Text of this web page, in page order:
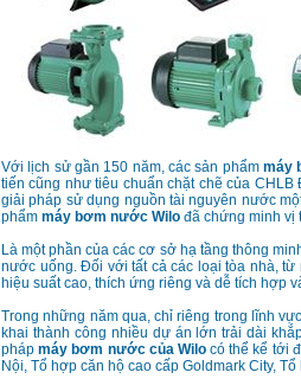
Với lịch sử gần 150 năm, các sản phẩm máy
tiến cũng như tiêu chuẩn chặt chẽ của
giải pháp sử dụng nguồn tài nguyên nước
phẩm máy bơm nước Wilo đã chứng minh vị
Là một phần của các cơ sở hạ tầng thông
nước uống. Đối với tất cả các loại tòa nhà,
hiệu suất cao, thích ứng riêng và dễ tích hợp
Trong những năm qua, chỉ riêng trong lĩnh
khai thành công nhiều dự án lớn trải dài
phápmáy bơm nước của Wilocó thể kể tới
Nội, Tổ hợp căn hộ cao cấp Goldmark City,